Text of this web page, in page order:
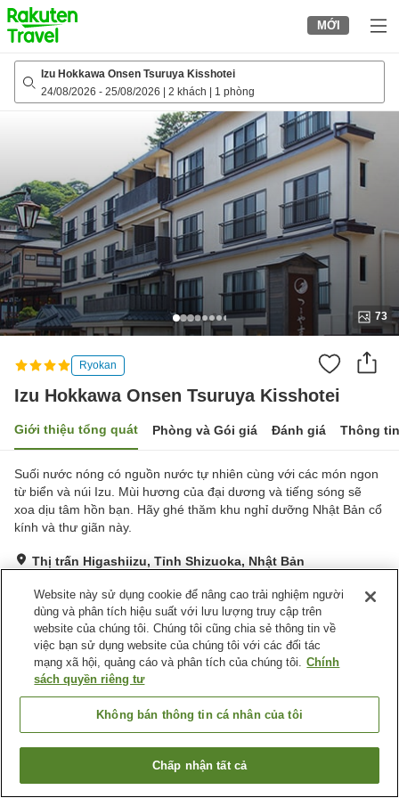
to
top
page
MỚI
Izu Hokkawa Onsen Tsuruya Kisshotei
24/08/2026 - 25/08/2026 2 khách 1 phòng
73
Ryokan
Izu Hokkawa Onsen Tsuruya Kisshotei
Giới thiệu tổng quát Phòng và Gói giá Đánh giá Thông
Suối nước nóng có nguồn nước tự nhiên cùng với các món ngon
từ biển và núi Izu. Mùi hương của đại dương và tiếng sóng sẽ
xoa dịu tâm hồn bạn. Hãy ghé thăm khu nghỉ dưỡng Nhật Bản cổ
kính và thư giãn này.
Thị trấn Higashiizu, Tỉnh Shizuoka, Nhật Bản
Tuyệt vời Đánh giá:7lượt
Tiện nghi chỗ nghỉ
Bãi đỗ xe
Trang chủ Nhật Bản Tỉnh Shizuoka
Thị trấn Higashiizu
Izu Hokkawa Onsen Tsuruya KisshoteiTìm phòng trống
Website này sử dụng cookie để nâng cao trải nghiệm người
dùng và phân tích hiệu suất với lưu lượng truy cập trên
website của chúng tôi. Chúng tôi cũng chia sẻ thông tin về
việc bạn sử dụng website của chúng tôi với các đối tác
mạng xã hội, quảng cáo và phân tích của chúng tôi. Chính
sách quyền riêng tư
Không bán thông tin cá nhân của tôi
Chấp nhận tất cả